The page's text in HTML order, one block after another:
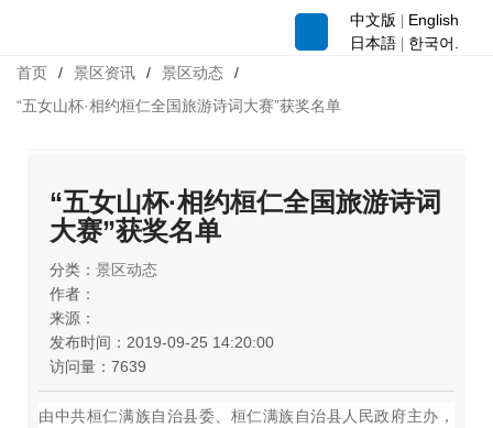
中文版
English
日本語
한국어.
首页
/ 景区资讯 / 景区动态
/
“五女山杯·相约桓仁全国旅游诗词大赛”获奖名单
“五女山杯·相约桓仁全国旅游诗词
大赛”获奖名单
分类：景区动态
作者：
来源：
发布时间：2019-09-25 14:20:00
访问量：7639
由中共桓仁满族自治县委、桓仁满族自治县人民政府主办，